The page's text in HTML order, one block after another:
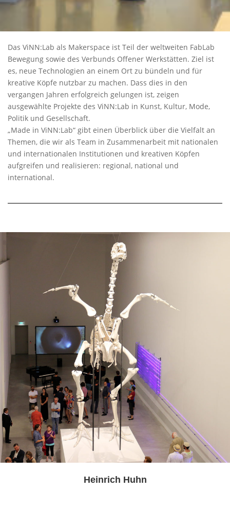
Das ViNN:Lab als Makerspace ist Teil der weltweiten FabLab
Bewegung sowie des Verbunds Offener Werkstätten. Ziel ist
es, neue Technologien an einem Ort zu bündeln und für
kreative Köpfe nutzbar zu machen. Dass dies in den
vergangen Jahren erfolgreich gelungen ist, zeigen
ausgewählte Projekte des ViNN:Lab in Kunst, Kultur, Mode,
Politik und Gesellschaft.
„Made in ViNN:Lab“ gibt einen Überblick über die Vielfalt an
Themen, die wir als Team in Zusammenarbeit mit nationalen
und internationalen Institutionen und kreativen Köpfen
aufgreifen und realisieren: regional, national und
international.
Heinrich Huhn